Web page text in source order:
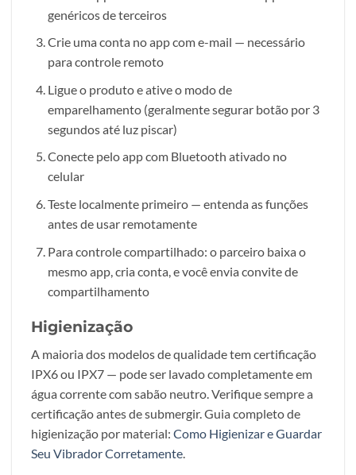
genéricos de terceiros
Crie uma conta no app com e-mail — necessário
para controle remoto
Ligue o produto e ative o modo de
emparelhamento (geralmente segurar botão por 3
segundos até luz piscar)
Conecte pelo app com Bluetooth ativado no
celular
Teste localmente primeiro — entenda as funções
antes de usar remotamente
Para controle compartilhado: o parceiro baixa o
mesmo app, cria conta, e você envia convite de
compartilhamento
Higienização
A maioria dos modelos de qualidade tem certificação
IPX6 ou IPX7 — pode ser lavado completamente em
água corrente com sabão neutro. Verifique sempre a
certificação antes de submergir. Guia completo de
higienização por material: Como Higienizar e Guardar
Seu Vibrador Corretamente.